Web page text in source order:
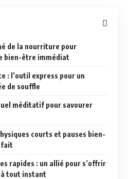
de la nourriture pour
bien-être immédiat
: l’outil express pour un
de souffle
méditatif pour savourer
courts et pauses bien-
fait
rapides : un allié pour s’offrir
tout instant